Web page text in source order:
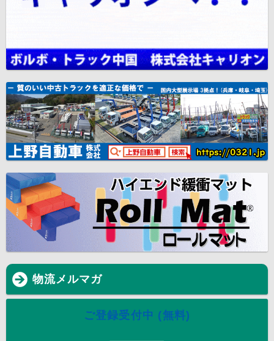
物流メルマガ
ご登録受付中 (無料)